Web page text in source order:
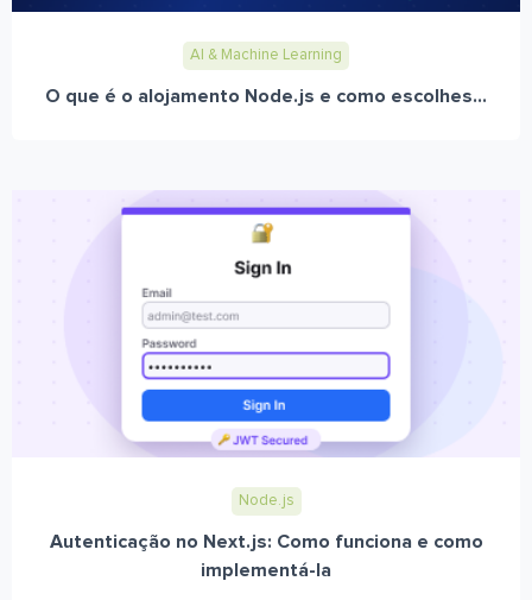
AI & Machine Learning
O que é o alojamento Node.js e como escolhes...
Node.js
Autenticação no Next.js: Como funciona e como
implementá-la